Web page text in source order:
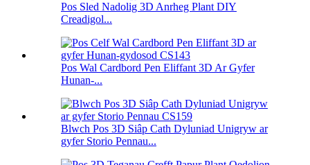
Pos Sled Nadolig 3D Anrheg Plant DIY
Creadigol...
Pos Wal Cardbord Pen Eliffant 3D Ar Gyfer
Hunan-...
Blwch Pos 3D Siâp Cath Dyluniad Unigryw ar
gyfer Storio Pennau...